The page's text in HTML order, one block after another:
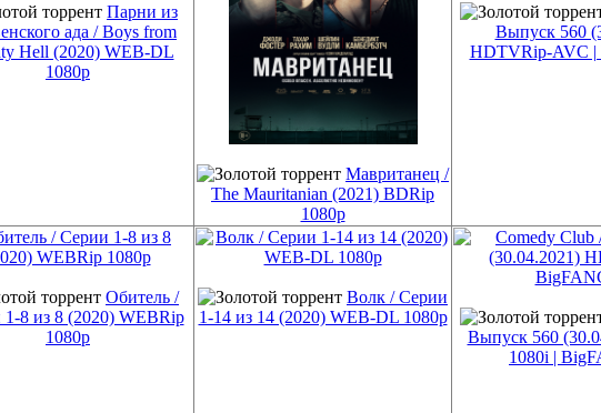
Парни из
ада / Boys from
Hell (2020) WEB-DL
1080p
Мавританец /
The Mauritanian (2021) BDRip
1080p
Выпуск 560
HDTVRip-AVC |
Обитель /
8 из 8 (2020) WEBRip
1080p
Волк / Серии
1-14 из 14 (2020) WEB-DL 1080p
Выпуск 560
1080i |